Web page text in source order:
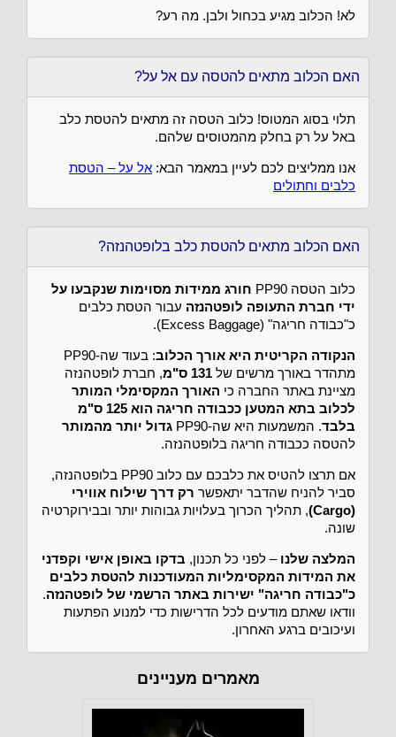
לא! הכלוב מגיע בכחול ולבן. מה רע?
האם הכלוב מתאים להטסה עם אל על?
תלוי בסוג המטוס! כלוב הטסה זה מתאים להטסת כלב
באל על רק בחלק מהמטוסים שלהם.
אנו ממליצים לכם לעיין במאמר הבא: אל על – הטסת
כלבים וחתולים
האם הכלוב מתאים להטסת כלב בלופטהנזה?
כלוב הטסה PP90
חורג ממידות מסוימות שנקבעו על
ידי חברת התעופה לופטהנזה עבור הטסת כלבים
כ"כבודה חריגה" (Excess Baggage).
הנקודה הקריטית היא אורך הכלוב
: בעוד שה-PP90
מתהדר באורך מרשים של 131 ס"מ
, חברת לופטהנזה
מציינת באתר החברה כי האורך המקסימלי המותר
לכלוב בתא המטען ככבודה חריגה הוא 125 ס"מ
בלבד. המשמעות היא שה-PP90
גדול יותר מהמותר
להטסה ככבודה חריגה בלופטהנזה.
אם תרצו להטיס את כלבכם עם כלוב PP90 בלופטהנזה,
סביר להניח שהדבר יתאפשר רק דרך שילוח אווירי
(Cargo)
, תהליך הכרוך בעלויות גבוהות יותר ובבירוקרטיה
שונה.
המלצה שלנו – לפני כל תכנון, בדקו באופן אישי וקפדני
את המידות המקסימליות המעודכנות להטסת כלבים
כ"כבודה חריגה" ישירות באתר הרשמי של לופטהנזה.
וודאו שאתם מודעים לכל הדרישות כדי למנוע הפתעות
ועיכובים ברגע האחרון.
מאמרים מעניינים